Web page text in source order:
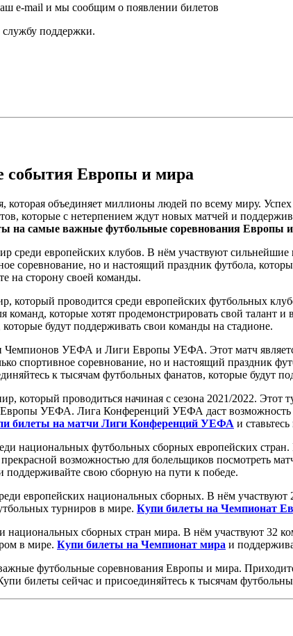
e-mail и мы сообщим о появлении билетов
службу поддержки.
события Европы и мира
которая объединяет миллионы людей по всему миру.
которые с нетерпением ждут новых матчей и
на самые важные футбольные соревнования Европы
среди европейских клубов. В нём участвуют
но и настоящий праздник футбола,
на сторону своей команды.
который проводится среди европейских футбольных
которые хотят продемонстрировать свой талант
будут поддерживать свои команды на стадионе.
УЕФА и Лиги Европы УЕФА. Этот матч
соревнование, но и настоящий праздник
к тысячам футбольных фанатов, которые будут
который проводиться начиная с сезона 2021/2022. Этот
УЕФА. Лига Конференций УЕФА даст возможность
билеты на матчи Лиги Конференций УЕФА и
национальных футбольных сборных европейских
возможностью для болельщиков посмотреть
поддерживайте свою сборную на пути к победе.
европейских национальных сборных. В нём
турниров в мире. Купи билеты на Чемпионат
сборных стран мира. В нём участвуют 32
в мире. Купи билеты на Чемпионат мира и
футбольные соревнования Европы и мира.
билеты сейчас и присоединяйтесь к тысячам